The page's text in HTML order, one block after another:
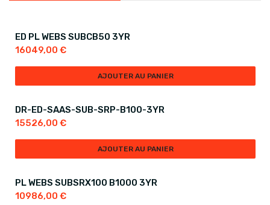
ED PL WEBS SUBCB50 3YR
16049,00 €
AJOUTER AU PANIER
DR-ED-SAAS-SUB-SRP-B100-3YR
15526,00 €
AJOUTER AU PANIER
PL WEBS SUBSRX100 B1000 3YR
10986,00 €